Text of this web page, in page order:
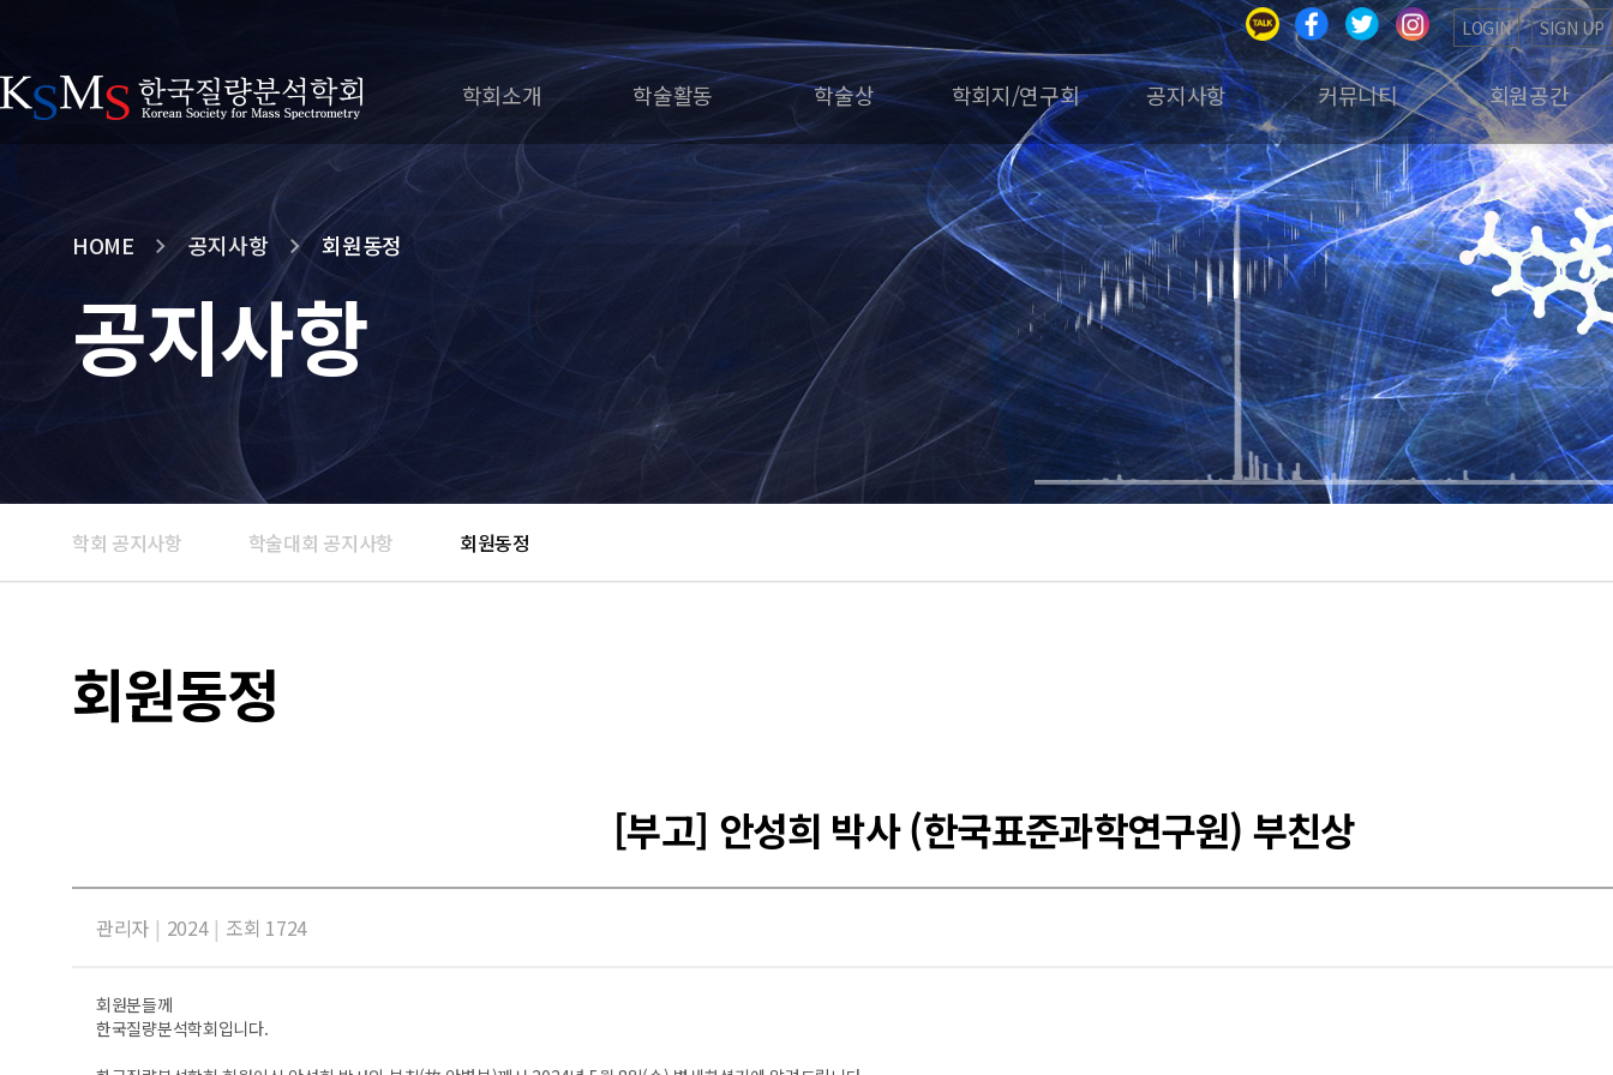
LOGIN SIGN UP
학회소개 학술활동 학술상 학회지/연구회 공지사항 커뮤니티 회원공간
HOME 공지사항 회원동정
공지사항
학회 공지사항 학술대회 공지사항 회원동정
회원동정
[부고] 안성희 박사 (한국표준과학연구원) 부친상
관리자 | 2024 | 조회 1724
회원분들께
한국질량분석학회입니다.